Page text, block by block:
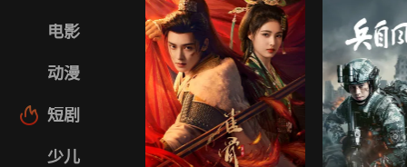
电影
动漫
短剧
少儿